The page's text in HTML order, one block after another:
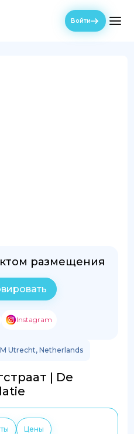
Войти
размещения
Instagram
Utrecht, Netherlands
| De
Цены